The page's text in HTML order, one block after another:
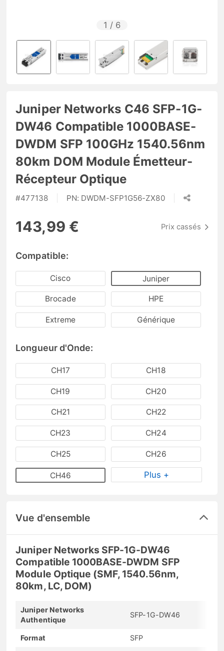
1 / 6
Juniper Networks C46 SFP-1G-
DW46 Compatible 1000BASE-
DWDM SFP 100GHz 1540.56nm
80km DOM Module Émetteur-
Récepteur Optique
#477138 PN: DWDM-SFP1G56-ZX80
143,99 € Prix cassés
Compatible:
Cisco Juniper
Brocade HPE
Extreme Générique
Longueur d'Onde:
CH17 CH18
CH19 CH20
CH21 CH22
CH23 CH24
CH25 CH26
CH46 Plus +
Vue d'ensemble
Juniper Networks SFP-1G-DW46
Compatible 1000BASE-DWDM SFP
Module Optique (SMF, 1540.56nm,
80km, LC, DOM)
Juniper Networks
Authentique
SFP-1G-DW46
Format SFP